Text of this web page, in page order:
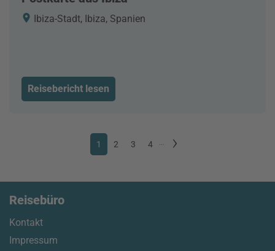
Ibiza-Stadt, Ibiza, Spanien
Reisebericht lesen
1 2 3 4
Reisebüro
Kontakt
Impressum